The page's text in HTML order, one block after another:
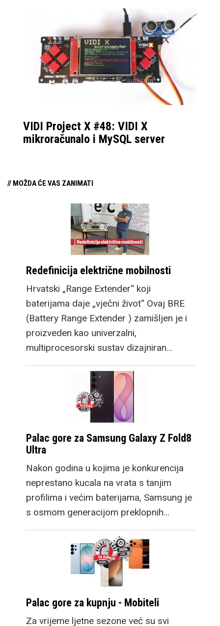
VIDI Project X #48: VIDI X
mikroračunalo i MySQL server
// MOŽDA ĆE VAS ZANIMATI
Redefinicija električne mobilnosti
Hrvatski „Range Extender“ koji
baterijama daje „vječni život“ Ovaj BRE
(Battery Range Extender ) zamišljen je i
proizveden kao univerzalni,
multiprocesorski sustav dizajniran…
Palac gore za Samsung Galaxy Z Fold8
Ultra
Nakon godina u kojima je konkurencija
neprestano kucala na vrata s tanjim
profilima i većim baterijama, Samsung je
s osmom generacijom preklopnih…
Palac gore za kupnju - Mobiteli
Za vrijeme ljetne sezone već su svi